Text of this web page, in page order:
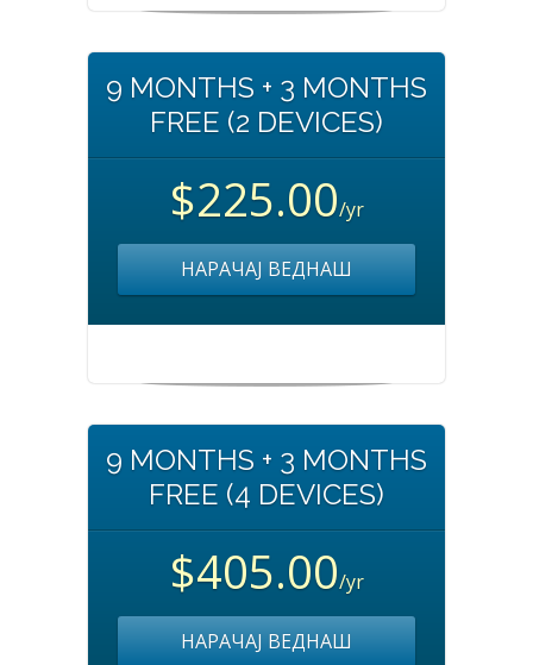
9 MONTHS + 3 MONTHS
FREE (2 DEVICES)
$225.00/yr
НАРАЧАЈ ВЕДНАШ
9 MONTHS + 3 MONTHS
FREE (4 DEVICES)
$405.00/yr
НАРАЧАЈ ВЕДНАШ